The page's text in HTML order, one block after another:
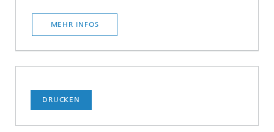
MEHR INFOS
DRUCKEN